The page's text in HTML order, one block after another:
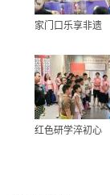
家门口乐享非遗
红色研学淬初心